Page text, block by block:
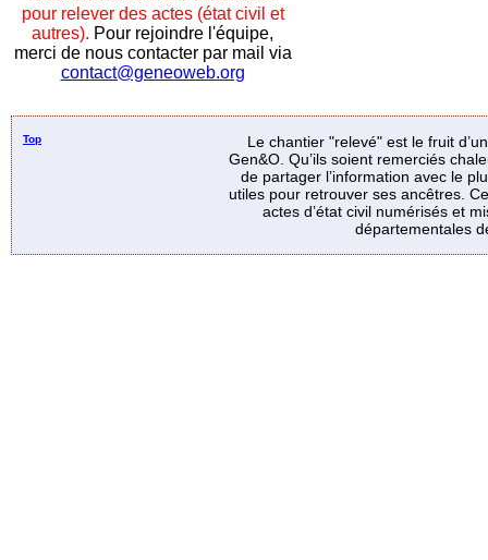
pour relever des actes (état civil et
autres). Pour rejoindre l'équipe,
merci de nous contacter par mail via
contact@geneoweb.org
Top
Le chantier "relevé" est le fruit
Gen&O. Qu’ils soient remerciés
de partager l’information avec le
utiles pour retrouver ses ancêtres.
actes d’état civil numérisés et
départementales